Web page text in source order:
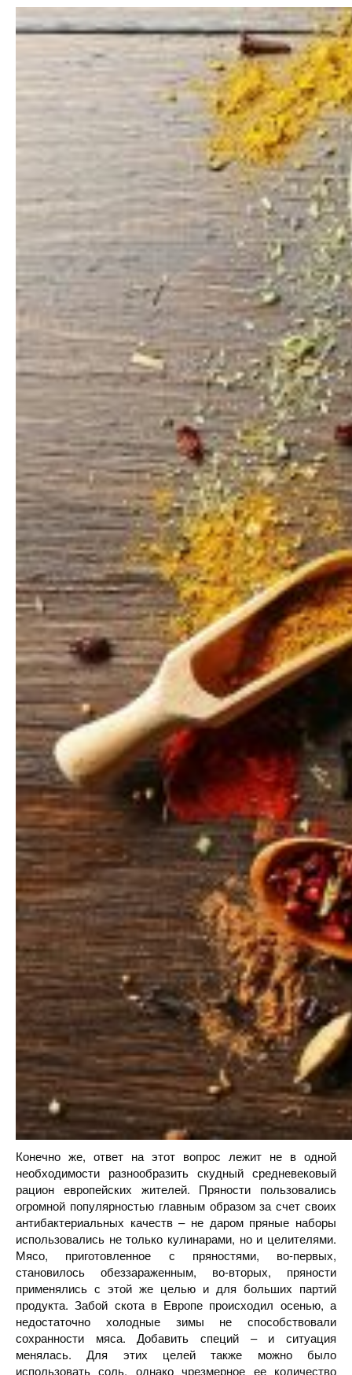
Конечно же, ответ на этот вопрос лежит не в одной
необходимости разнообразить скудный средневековый
рацион европейских жителей. Пряности пользовались
огромной популярностью главным образом за счет своих
антибактериальных качеств – не даром пряные наборы
использовались не только кулинарами, но и целителями.
Мясо, приготовленное с пряностями, во-первых,
становилось обеззараженным, во-вторых, пряности
применялись с этой же целью и для больших партий
продукта. Забой скота в Европе происходил осенью, а
недостаточно холодные зимы не способствовали
сохранности мяса. Добавить специй – и ситуация
менялась. Для этих целей также можно было
использовать соль, однако чрезмерное ее количество